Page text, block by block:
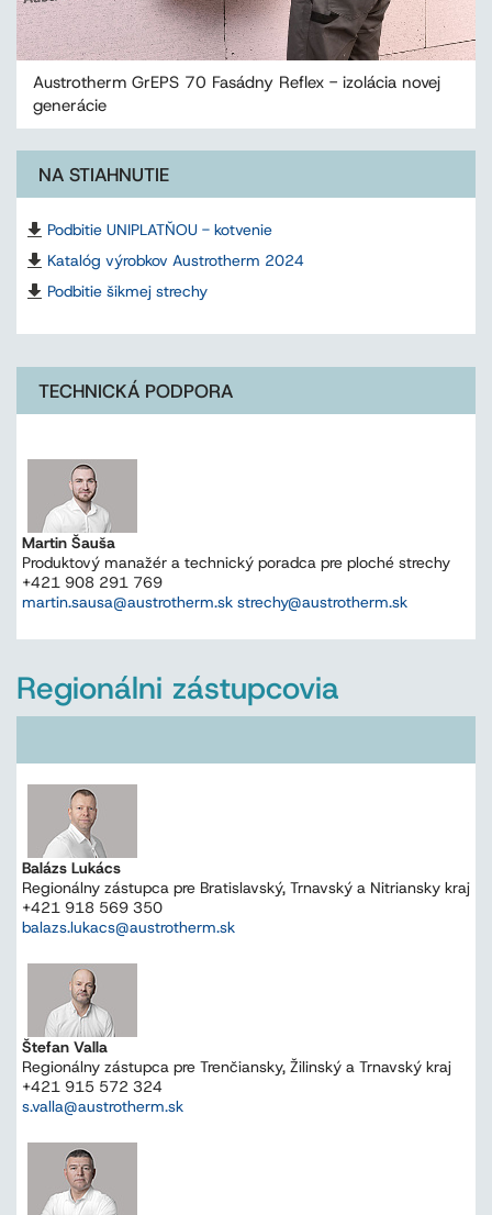
Austrotherm GrEPS 70 Fasádny Reflex - izolácia novej
generácie
NA STIAHNUTIE
Podbitie UNIPLATŇOU - kotvenie
Katalóg výrobkov Austrotherm 2024
Podbitie šikmej strechy
TECHNICKÁ PODPORA
Martin Šauša
Produktový manažér a technický poradca pre ploché strechy
+421 908 291 769
martin.sausa@austrotherm.sk strechy@austrotherm.sk
Regionálni zástupcovia
Balázs Lukács
Regionálny zástupca pre Bratislavský, Trnavský a Nitriansky kraj
+421 918 569 350
balazs.lukacs@austrotherm.sk
Štefan Valla
Regionálny zástupca pre Trenčiansky, Žilinský a Trnavský kraj
+421 915 572 324
s.valla@austrotherm.sk